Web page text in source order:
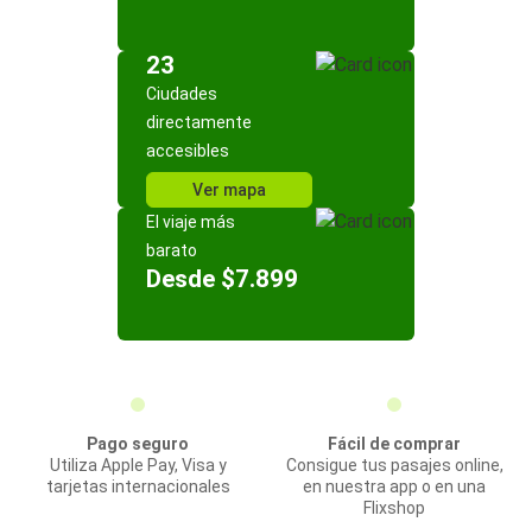
23
Ciudades
directamente
accesibles
Ver mapa
El viaje más
barato
Desde $7.899
Pago seguro
Utiliza Apple Pay, Visa y
tarjetas internacionales
Fácil de comprar
Consigue tus pasajes online,
en nuestra app o en una
Flixshop